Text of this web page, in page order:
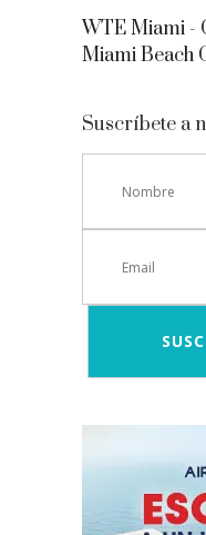
WTE Miami -
Miami Beach
Suscríbete a